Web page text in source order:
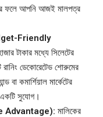
ফলে আপনি আজই মালপত্র
Friendly
টাকার মধ্যে সিলেটের
রানিং ডেকোরেটেড শোরুমের
বা কমার্শিয়াল মার্কেটের
সুযোগ।
Advantage): মালিকের